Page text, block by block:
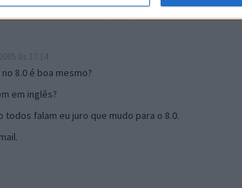
8.0 é boa mesmo?
em inglês?
falam eu juro que mudo para o 8.0.